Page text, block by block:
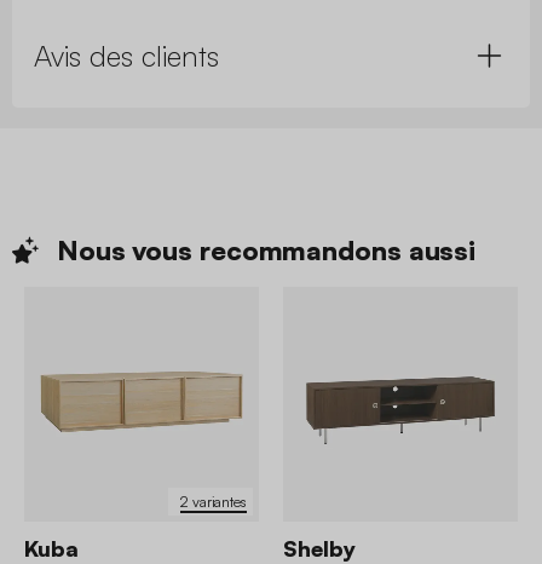
Avis des clients
Nous vous recommandons aussi
2 variantes
Kuba Shelby